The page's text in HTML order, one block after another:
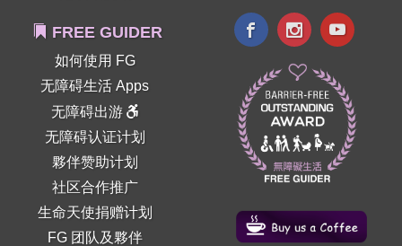
FREE GUIDER
如何使用 FG
无障碍生活 Apps
无障碍出游
无障碍认证计划
夥伴赞助计划
社区合作推广
生命天使捐赠计划
FG 团队及夥伴